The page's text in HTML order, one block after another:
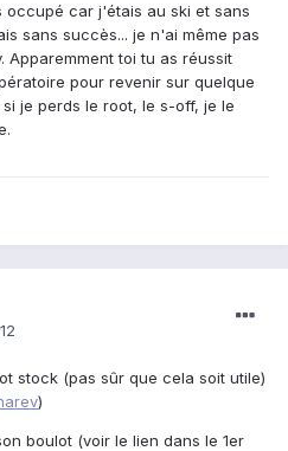
car j'étais au ski et sans
sans succès... je n'ai même pas
Apparemment toi tu as réussit
pour revenir sur quelque
je perds le root, le s-off, je le
stock (pas sûr que cela soit utile)
)
boulot (voir le lien dans le 1er